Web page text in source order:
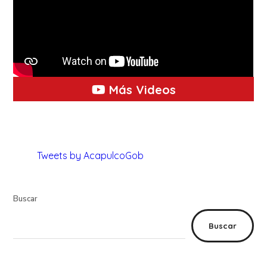
Más Videos
Tweets by AcapulcoGob
Buscar
Buscar